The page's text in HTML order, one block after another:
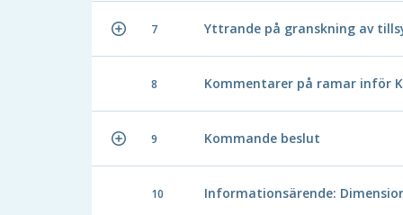
7 Yttrande på granskning av
8 Kommentarer på ramar inför
9 Kommande beslut
10 Informationsärende: